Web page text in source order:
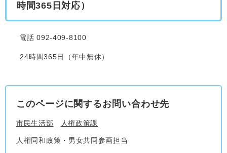
時間365日対応）
電話 092-409-8100
24時間365日（年中無休）
このページに関するお問い合わせ先
市民生活部 人権政策課
人権同和政策・男女共同参画担当